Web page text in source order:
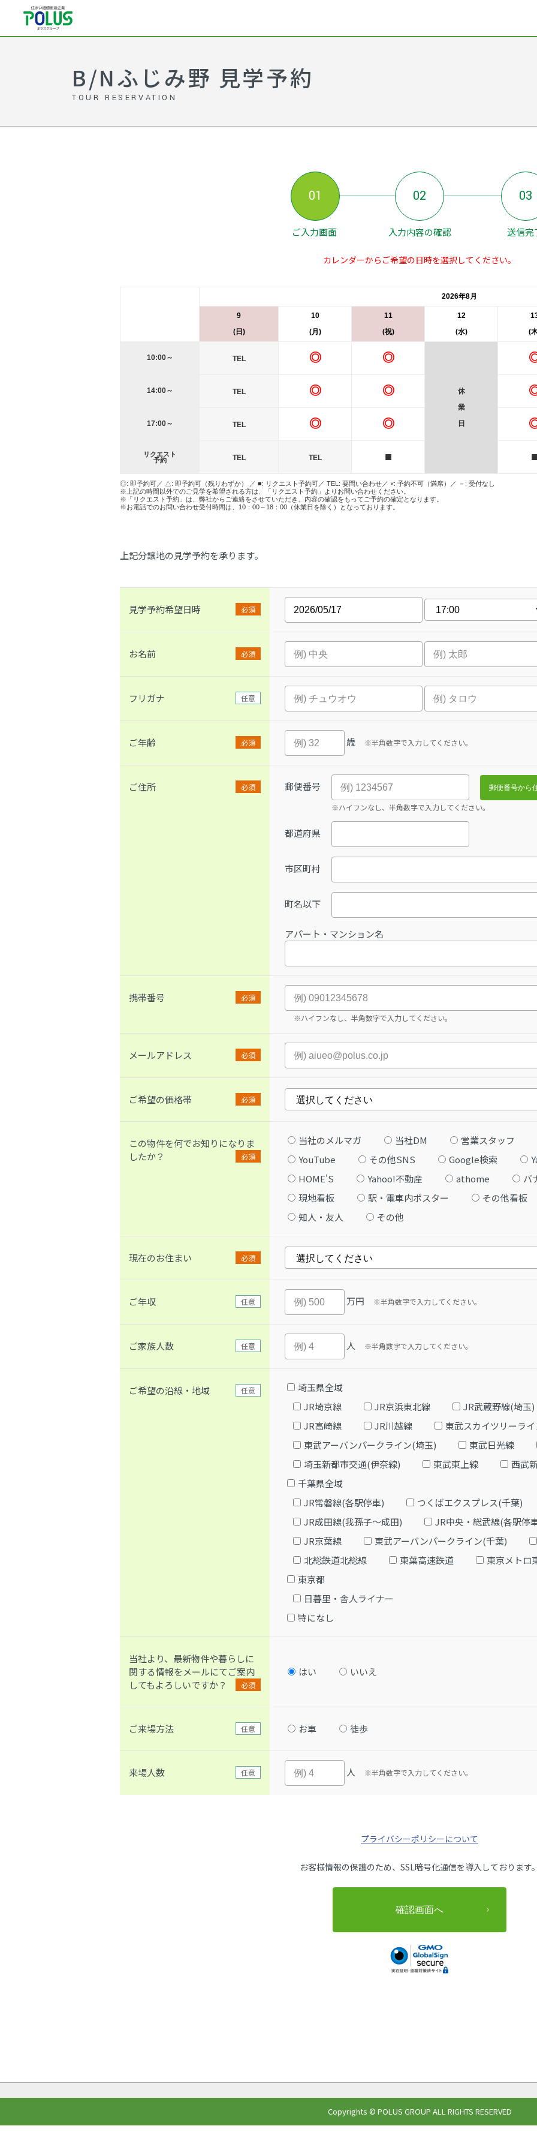
B/Nふじみ野 見学予約
TOUR RESERVATION
01
ご入力画面
02
入力内容の確認
03
送信完
カレンダーからご希望の日時を選択してください。
2026年8月
9
(日)
10
(月)
11
(祝)
12
(水)
(
10:00～ TEL ◎ ◎
休
業
日
14:00～ TEL ◎ ◎
17:00～ TEL ◎ ◎
リクエスト
予約
TEL TEL ■
◎: 即予約可／ △: 即予約可（残りわずか） ／ ■: リクエスト予約可／ TEL: 要問い合わせ／ ×: 予約不可（満席）／ －: 受付なし
※上記の時間以外でのご見学を希望される方は、「リクエスト予約」よりお問い合わせください。
※「リクエスト予約」は、弊社からご連絡をさせていただき、内容の確認をもってご予約の確定となります。
※お電話でのお問い合わせ受付時間は、10：00～18：00（休業日を除く）となっております。
上記分譲地の見学予約を承ります。
見学予約希望日時 必須
お名前 必須
フリガナ 任意
ご年齢 必須 歳 ※半角数字で入力してください。
ご住所 必須 郵便番号
※ハイフンなし、半角数字で入力してください。
都道府県
市区町村
町名以下
アパート・マンション名
携帯番号
必須
※ハイフンなし、半角数字で入力してください。
メールアドレス 必須
ご希望の価格帯 必須
この物件を何でお知りになりま
したか？
必須
当社のメルマガ 当社DM
営業スタッフ
YouTube
その他SNS Google検索
HOME'S
Yahoo!不動産 athome
バ
現地看板
駅・電車内ポスター
その他看板
知人・友人
その他
現在のお住まい 必須
ご年収 任意 万円 ※半角数字で入力してください。
ご家族人数 任意 人 ※半角数字で入力してください。
ご希望の沿線・地域 任意
埼玉県全域
JR埼京線
JR京浜東北線
JR武蔵野線(埼玉)
JR高崎線
JR川越線
東武スカイツリーラ
東武アーバンパークライン(埼玉)
東武日光線
埼玉新都市交通(伊奈線)
東武東上線
西武
千葉県全域
JR常磐線(各駅停車)
つくばエクスプレス(千葉)
JR成田線(我孫子～成田)
JR中央・総武線(各駅停
JR京葉線
東武アーバンパークライン(千葉)
北総鉄道北総線
東葉高速鉄道
東京メトロ
東京都
日暮里・舎人ライナー
特になし
当社より、最新物件や暮らしに
関する情報をメールにてご案内
してもよろしいですか？
必須
はい いいえ
ご来場方法 任意 お車 徒歩
来場人数 任意 人 ※半角数字で入力してください。
プライバシーポリシーについて
お客様情報の保護のため、SSL暗号化通信を導入しております
Copyrights © POLUS GROUP ALL RIGHTS RESERVED